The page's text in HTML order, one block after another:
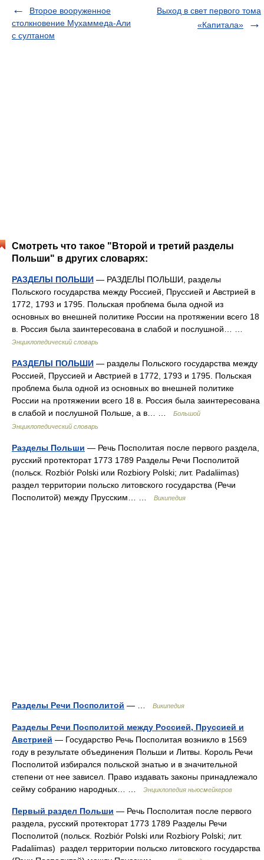
Второе вооруженное
столкновение Мухаммеда-Али
с султаном
Выход в свет первого тома
«Капитала»
Смотреть что такое "Второй и третий разделы
Польши" в других словарях:
РАЗДЕЛЫ ПОЛЬШИ — РАЗДЕЛЫ ПОЛЬШИ, разделы
Польского государства между Россией, Пруссией и Австрией в
1772, 1793 и 1795. Польская проблема была одной из
основных во внешней политике России на протяжении всего 18
в. Россия была заинтересована в слабой и послушной… …
Энциклопедический словарь
РАЗДЕЛЫ ПОЛЬШИ — разделы Польского государства между
Россией, Пруссией и Австрией в 1772, 1793 и 1795. Польская
проблема была одной из основных во внешней политике
России на протяжении всего 18 в. Россия была заинтересована
в слабой и послушной Польше, а в… …
Большой
Энциклопедический словарь
Разделы Польши — Речь Посполитая после первого раздела,
русский протекторат 1773 1789 Разделы Речи Посполитой
(польск. Rozbiór Polski или Rozbiory Polski; лит. Padaliimas)
раздел территории польско литовского государства (Речи
Посполитой) между Прусским… …
Википедия
Разделы Речи Посполитой — … Википедия
Разделы Речи Посполитой между Россией, Пруссией и
Австрией — Государство Речь Посполитая возникло в 1569
году в результате объединения Польши и Литвы. Король Речи
Посполитой избирался польской знатью и в значительной
степени от нее зависел. Право издавать законы принадлежало
сейму собранию народных… …
Энциклопедия ньюсмейкеров
Первый раздел Польши — Речь Посполитая после первого
раздела, русский протекторат 1773 1789 Разделы Речи
Посполитой (польск. Rozbiór Polski или Rozbiory Polski; лит.
Padaliimas) раздел территории польско литовского государства